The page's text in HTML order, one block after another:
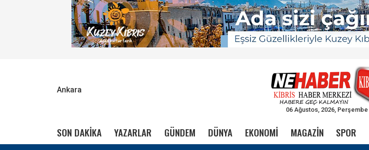
Ankara
06 Ağustos, 2026, Perşembe
SON DAKİKA YAZARLAR GÜNDEM DÜNYA EKONOMİ MAGAZİN SPOR